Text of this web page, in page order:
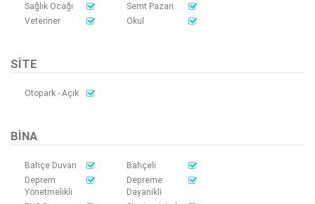
Sağlık Ocağı
Semt Pazarı
Veteriner
Okul
SITE
Otopark - Açık
BINA
Bahçe Duvarı
Bahçeli
Deprem
Yönetmelikli
Depreme
Dayanikli